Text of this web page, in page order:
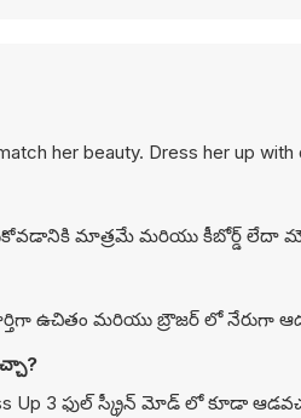
her beauty. Dress her up
మాత్రమే మరియు కీబోర్డ్ లేదా
ఉచితం మరియు బ్రౌజర్ లో నేరుగా
Up 3 ఫుల్ స్క్రీన్ మోడ్ లో కూడా